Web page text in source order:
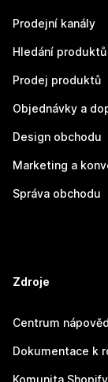
Prodejní kanály
Hledání produktů
Prodej produktů
Objednávky a
Design obchodu
Marketing a
Správa obchodu
Zdroje
Centrum
Dokumentace k